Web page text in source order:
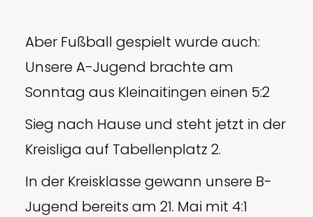
Aber Fußball gespielt wurde auch:
Unsere A-Jugend brachte am
Sonntag aus Kleinaitingen einen 5:2
Sieg nach Hause und steht jetzt in der
Kreisliga auf Tabellenplatz 2.
In der Kreisklasse gewann unsere B-
Jugend bereits am 21. Mai mit 4:1